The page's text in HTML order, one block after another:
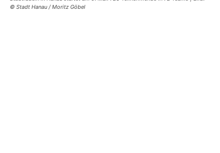
© Stadt Hanau / Moritz Göbel